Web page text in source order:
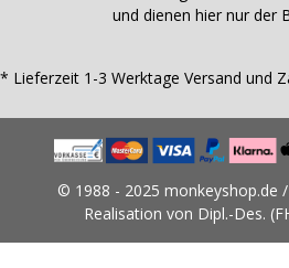
und dienen hier nur der
* Lieferzeit 1-3 Werktage Versand und
© 1988 - 2025 monkeyshop.de
Realisation von Dipl.-Des.